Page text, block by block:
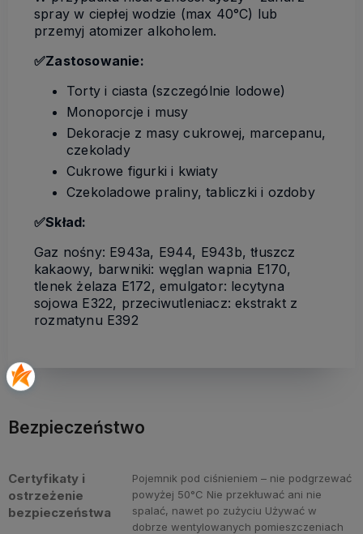
spray w ciepłej wodzie (max 40°C) lub
przemyj atomizer alkoholem.
✅Zastosowanie:
Torty i ciasta (szczególnie lodowe)
Monoporcje i musy
Dekoracje z masy cukrowej, marcepanu,
czekolady
Cukrowe figurki i kwiaty
Czekoladowe praliny, tabliczki i ozdoby
✅Skład:
Gaz nośny: E943a, E944, E943b, tłuszcz
kakaowy, barwniki: węglan wapnia E170,
tlenek żelaza E172, emulgator: lecytyna
sojowa E322, przeciwutleniacz: ekstrakt z
rozmatynu E392
Bezpieczeństwo
Certyfikaty i
ostrzeżenie
bezpieczeństwa
Pojemnik pod ciśnieniem – nie podgrzewać
powyżej 50°C Nie przekłuwać ani nie
spalać, nawet po zużyciu Używać w
dobrze wentylowanych pomieszczeniach